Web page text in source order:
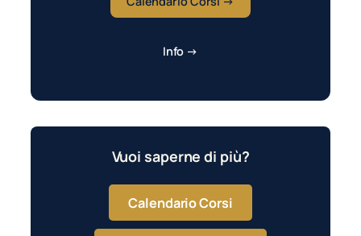
Info →
Vuoi saperne di più?
Calendario Corsi